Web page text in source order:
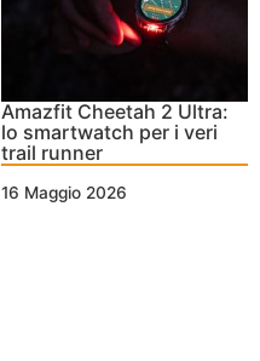
Amazfit Cheetah 2 Ultra:
lo smartwatch per i veri
trail runner
16 Maggio 2026